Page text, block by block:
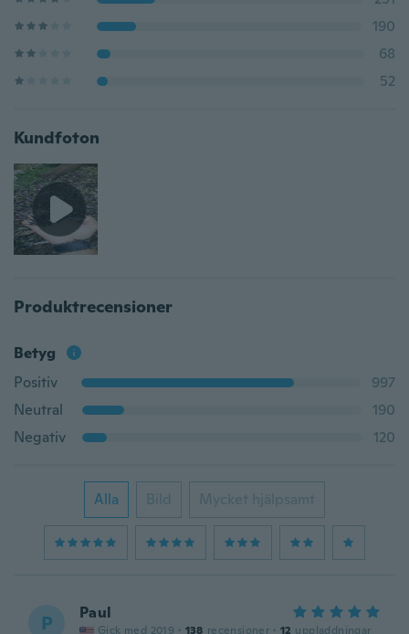
190
68
52
Kundfoton
Produktrecensioner
Betyg
Positiv
997
Neutral
190
Negativ
120
Alla Bild Mycket hjälpsamt
P Paul
Gick med 2019 · 138 recensioner · 12 uppladdningar